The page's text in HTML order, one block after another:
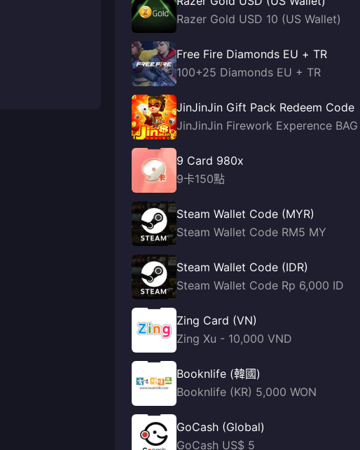
Razer Gold USD 10 (US Wallet)
Free Fire Diamonds EU + TR
100+25 Diamonds EU + TR
JinJinJin Gift Pack Redeem Code
JinJinJin Firework Experence BAG
9 Card 980x
9卡150點
Steam Wallet Code (MYR)
Steam Wallet Code RM5 MY
Steam Wallet Code (IDR)
Steam Wallet Code Rp 6,000 ID
Zing Card (VN)
Zing Xu - 10,000 VND
Booknlife (韓國)
Booknlife (KR) 5,000 WON
GoCash (Global)
GoCash US$ 5